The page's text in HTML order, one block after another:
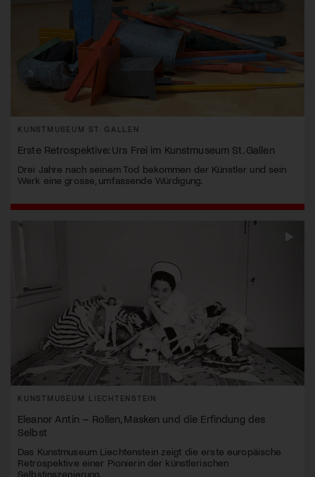
KUNSTMUSEUM ST. GALLEN
Erste Retrospektive: Urs Frei im Kunstmuseum St. Gallen
Drei Jahre nach seinem Tod bekommen der Künstler und sein
Werk eine grosse, umfassende Würdigung.
KUNSTMUSEUM LIECHTENSTEIN
Eleanor Antin – Rollen, Masken und die Erfindung des
Selbst
Das Kunstmuseum Liechtenstein zeigt die erste europäische
Retrospektive einer Pionierin der künstlerischen
Selbstinszenierung.